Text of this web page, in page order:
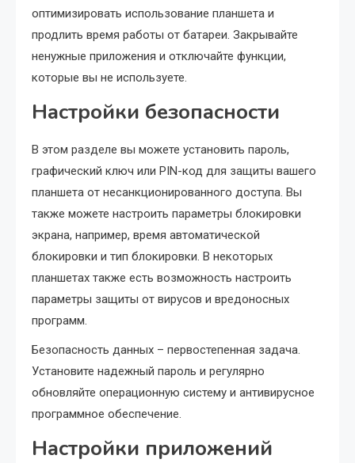
оптимизировать использование планшета и
продлить время работы от батареи. Закрывайте
ненужные приложения и отключайте функции,
которые вы не используете.
Настройки безопасности
В этом разделе вы можете установить пароль,
графический ключ или PIN-код для защиты вашего
планшета от несанкционированного доступа. Вы
также можете настроить параметры блокировки
экрана, например, время автоматической
блокировки и тип блокировки. В некоторых
планшетах также есть возможность настроить
параметры защиты от вирусов и вредоносных
программ.
Безопасность данных – первостепенная задача.
Установите надежный пароль и регулярно
обновляйте операционную систему и антивирусное
программное обеспечение.
Настройки приложений